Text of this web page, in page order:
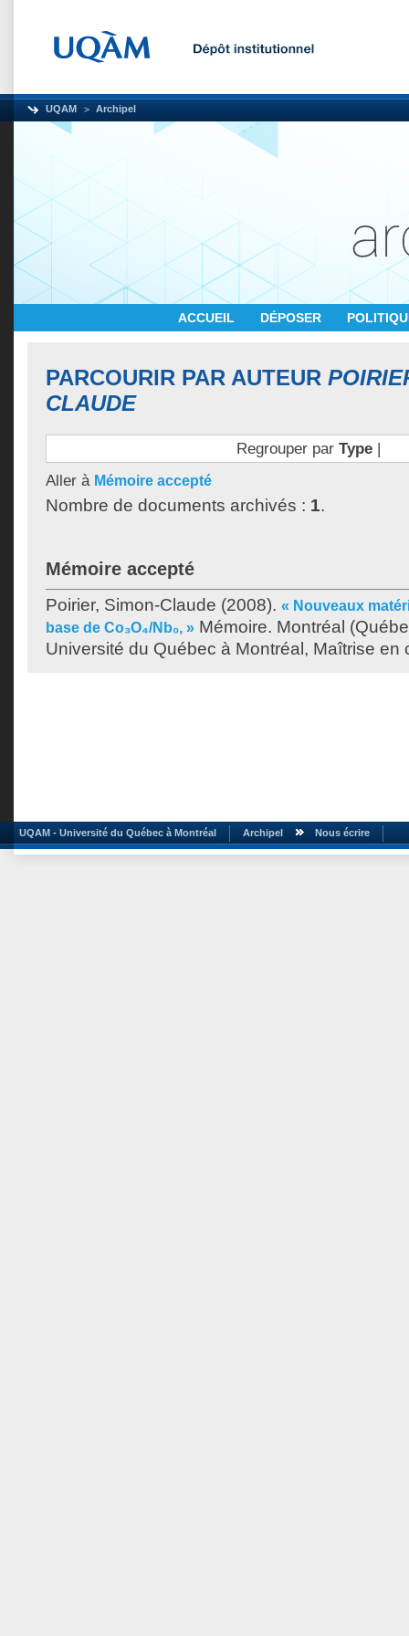
UQAM Archipel
ACCUEIL DÉPOSER
PARCOURIR PAR AUTEUR
CLAUDE
Regrouper par Type|
Aller à Mémoire accepté
Nombre de documents archivés : 1.
Mémoire accepté
Poirier, Simon-Claude (2008). « Nouveaux
base de Co₃O₄/Nb₀, » Mémoire. Montréal
Université du Québec à Montréal, Maîtrise en
UQAM - Université du Québec à Montréal Archipel Nous écrire